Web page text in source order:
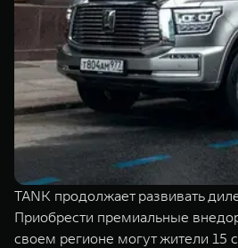
TANK 500
Веди за собой
от 6 499 000 ₽
TANK Финансы
Корпоративным клиентам
TANK ФИНАНСЫ
TANK Кредит
TANK Страхование
Сервис
Специальные предложения
Моторные масла
ЦИФРОВЫЕ СЕРВИСЫ TANK
Цифровые сервисы TANK
Подписки
TANK продолжает развивать
Приобрести премиальные
своем регионе могут жители 15